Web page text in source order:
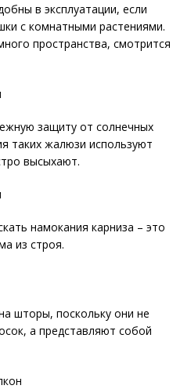
в эксплуатации, если
с комнатными растениями.
пространства, смотрится
защиту от солнечных
таких жалюзи используют
высыхают.
намокания карниза – это
из строя.
шторы, поскольку они не
а представляют собой